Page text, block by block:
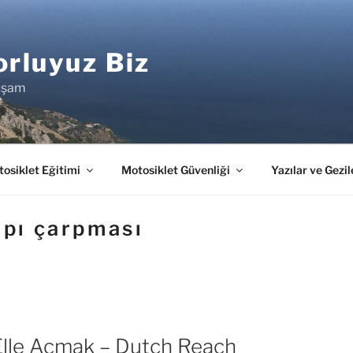
Biz
Eğitimi Motosiklet Güvenliği Yazılar ve
çarpması
Açmak – Dutch Reach